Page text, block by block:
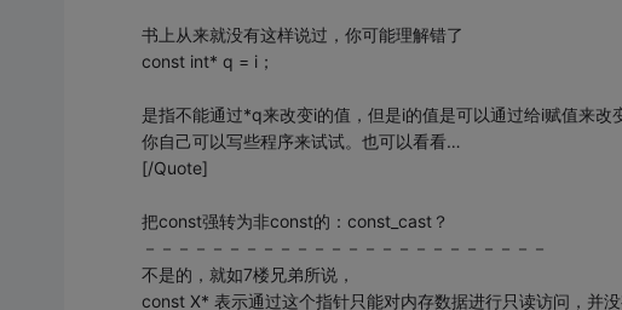
书上从来就没有这样说过，你可能理解错了
const int* q = i；
是指不能通过*q来改变i的值，但是i的值是可以通过给i赋值来改
你自己可以写些程序来试试。也可以看看…
[/Quote]
把const强转为非const的：const_cast？
－－－－－－－－－－－－－－－－－－－－－－－－
不是的，就如7楼兄弟所说，
const X* 表示通过这个指针只能对内存数据进行只读访问，并没